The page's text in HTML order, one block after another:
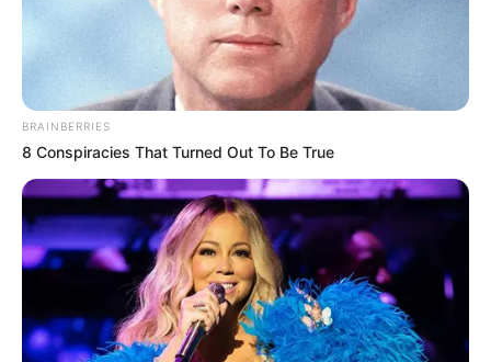
ΣΠΑΜΕ ΤΟ ΜΑΤΡΙΞ – ΤΟ ΒΙΒΛΙΟ
BRAINBERRIES
8 Conspiracies That Turned Out To Be True